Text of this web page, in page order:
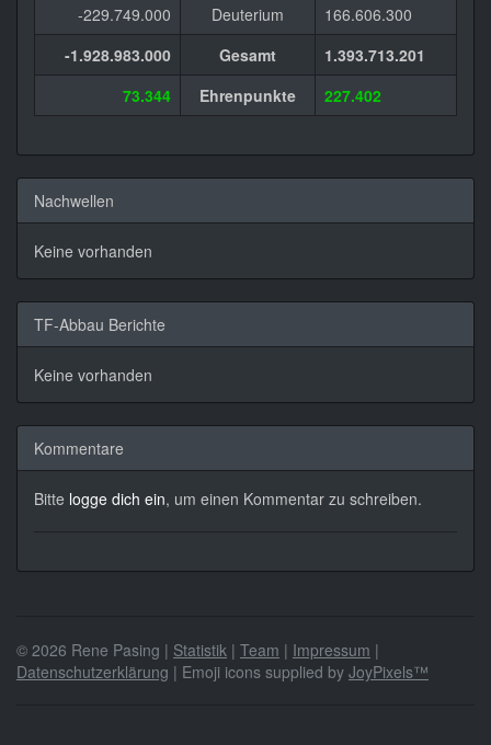
-229.749.000
Deuterium
166.606.300
-1.928.983.000
Gesamt
1.393.713.201
73.344
Ehrenpunkte 227.402
Nachwellen
Keine vorhanden
TF-Abbau Berichte
Keine vorhanden
Kommentare
Bitte logge dich ein, um einen Kommentar zu schreiben.
© 2026 Rene Pasing | Statistik | Team | Impressum |
Datenschutzerklärung | Emoji icons supplied by JoyPixels™